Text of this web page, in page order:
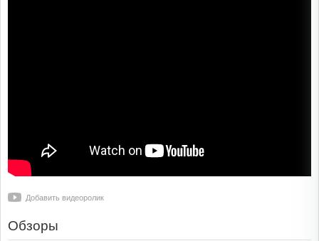
Добавить видеоролик
Обзоры